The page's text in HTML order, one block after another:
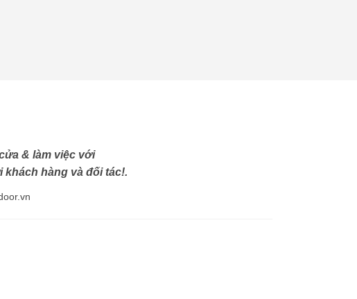
& làm việc với
khách hàng và đối tác!.